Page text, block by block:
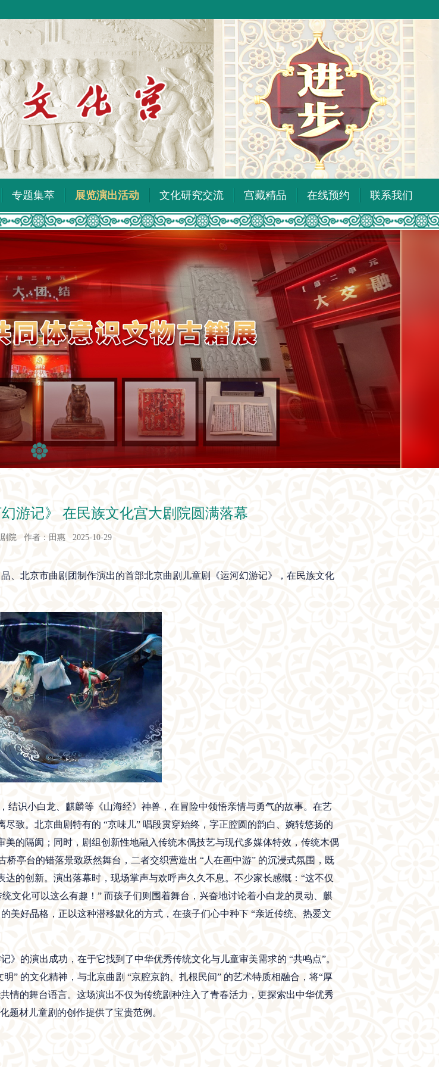
专题集萃 展览演出活动 文化研究交流 宫藏精品 在线预约 联系我们
游记》 在民族文化宫大剧院圆满落幕
院 作者：田惠 2025-10-29
、北京市曲剧团制作演出的首部北京曲剧儿童剧《运河幻游记》，在民族文化
结识小白龙、麒麟等《山海经》神兽，在冒险中领悟亲情与勇气的故事。在艺
尽致。北京曲剧特有的 “京味儿” 唱段贯穿始终，字正腔圆的韵白、婉转悠扬的
的隔阂；同时，剧组创新性地融入传统木偶技艺与现代多媒体特效，传统木偶
亭台的错落景致跃然舞台，二者交织营造出 “人在画中游” 的沉浸式氛围，既
的创新。 演出落幕时，现场掌声与欢呼声久久不息。不少家长感慨： “这不仅
文化可以这么有趣！” 而孩子们则围着舞台，兴奋地讨论着小白龙的灵动、麒
好品格，正以这种潜移默化的方式，在孩子们心中种下 “亲近传统、热爱文
》的演出成功，在于它找到了中华优秀传统文化与儿童审美需求的 “共鸣点”。
” 的文化精神，与北京曲剧 “京腔京韵、扎根民间” 的艺术特质相融合，将“厚
情的舞台语言。这场演出不仅为传统剧种注入了青春活力，更探索出中华优秀
题材儿童剧的创作提供了宝贵范例。